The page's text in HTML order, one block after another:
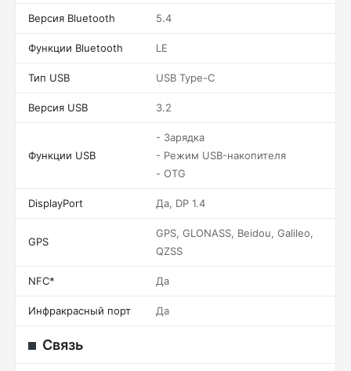
Версия Bluetooth 5.4
Функции Bluetooth LE
Тип USB USB Type-C
Версия USB 3.2
Функции USB
- Зарядка
- Режим USB-накопителя
- OTG
DisplayPort Да, DP 1.4
GPS
GPS, GLONASS, Beidou, Galileo,
QZSS
NFC* Да
Инфракрасный порт Да
Связь